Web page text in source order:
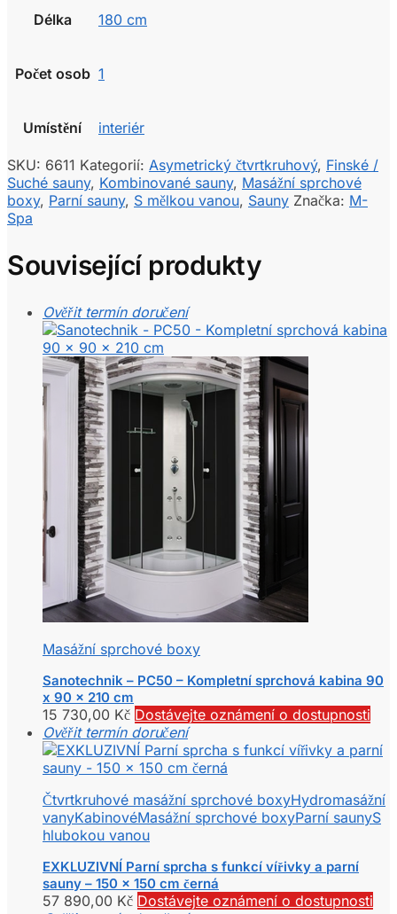
Délka 180 cm
Počet osob 1
Umístění interiér
SKU: 6611 Kategorií: Asymetrický čtvrtkruhový, Finské /
Suché sauny, Kombinované sauny, Masážní sprchové
boxy, Parní sauny, S mělkou vanou, Sauny Značka: M-
Spa
Související produkty
Ověřit termín doručení
Masážní sprchové boxy
Sanotechnik – PC50 – Kompletní sprchová kabina 90
x 90 x 210 cm
15 730,00 Kč Dostávejte oznámení o dostupnosti
Ověřit termín doručení
Čtvrtkruhové masážní sprchové boxyHydromasážní
vanyKabinovéMasážní sprchové boxyParní saunyS
hlubokou vanou
EXKLUZIVNÍ Parní sprcha s funkcí vířivky a parní
sauny – 150 x 150 cm černá
57 890,00 Kč Dostávejte oznámení o dostupnosti